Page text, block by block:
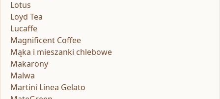
Lotus
Loyd Tea
Lucaffe
Magnificent Coffee
Mąka i mieszanki chlebowe
Makarony
Malwa
Martini Linea Gelato